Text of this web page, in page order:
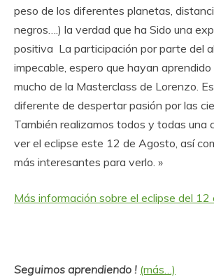
peso de los diferentes planetas,
negros….) la verdad que ha Sido una
positiva La participación por parte del
impecable, espero que hayan
mucho de la Masterclass de Lorenzo.
diferente de despertar pasión por las
También realizamos todos y todas una
ver el eclipse este 12 de Agosto, así
más interesantes para verlo. »
Más información sobre el eclipse del
Seguimos aprendiendo ! (más…)